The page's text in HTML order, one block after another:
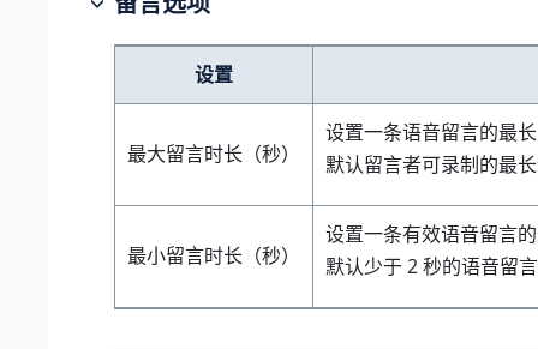
设置
最大留言时长（秒）
设置一条语音留言的最
默认留言者可录制的最
最小留言时长（秒）
设置一条有效语音留言
默认少于 2 秒的语音留